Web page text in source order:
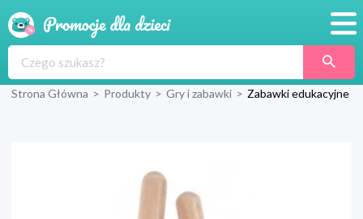
Produkty
Wyprawka
Strona Główna > Produkty > Gry i zabawki > Zabawki edukacyjne